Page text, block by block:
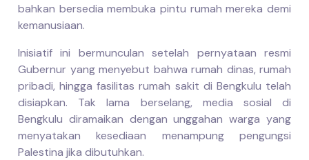
bahkan bersedia membuka pintu rumah mereka demi
kemanusiaan.
Inisiatif ini bermunculan setelah pernyataan resmi
Gubernur yang menyebut bahwa rumah dinas, rumah
pribadi, hingga fasilitas rumah sakit di Bengkulu telah
disiapkan. Tak lama berselang, media sosial di
Bengkulu diramaikan dengan unggahan warga yang
menyatakan kesediaan menampung pengungsi
Palestina jika dibutuhkan.